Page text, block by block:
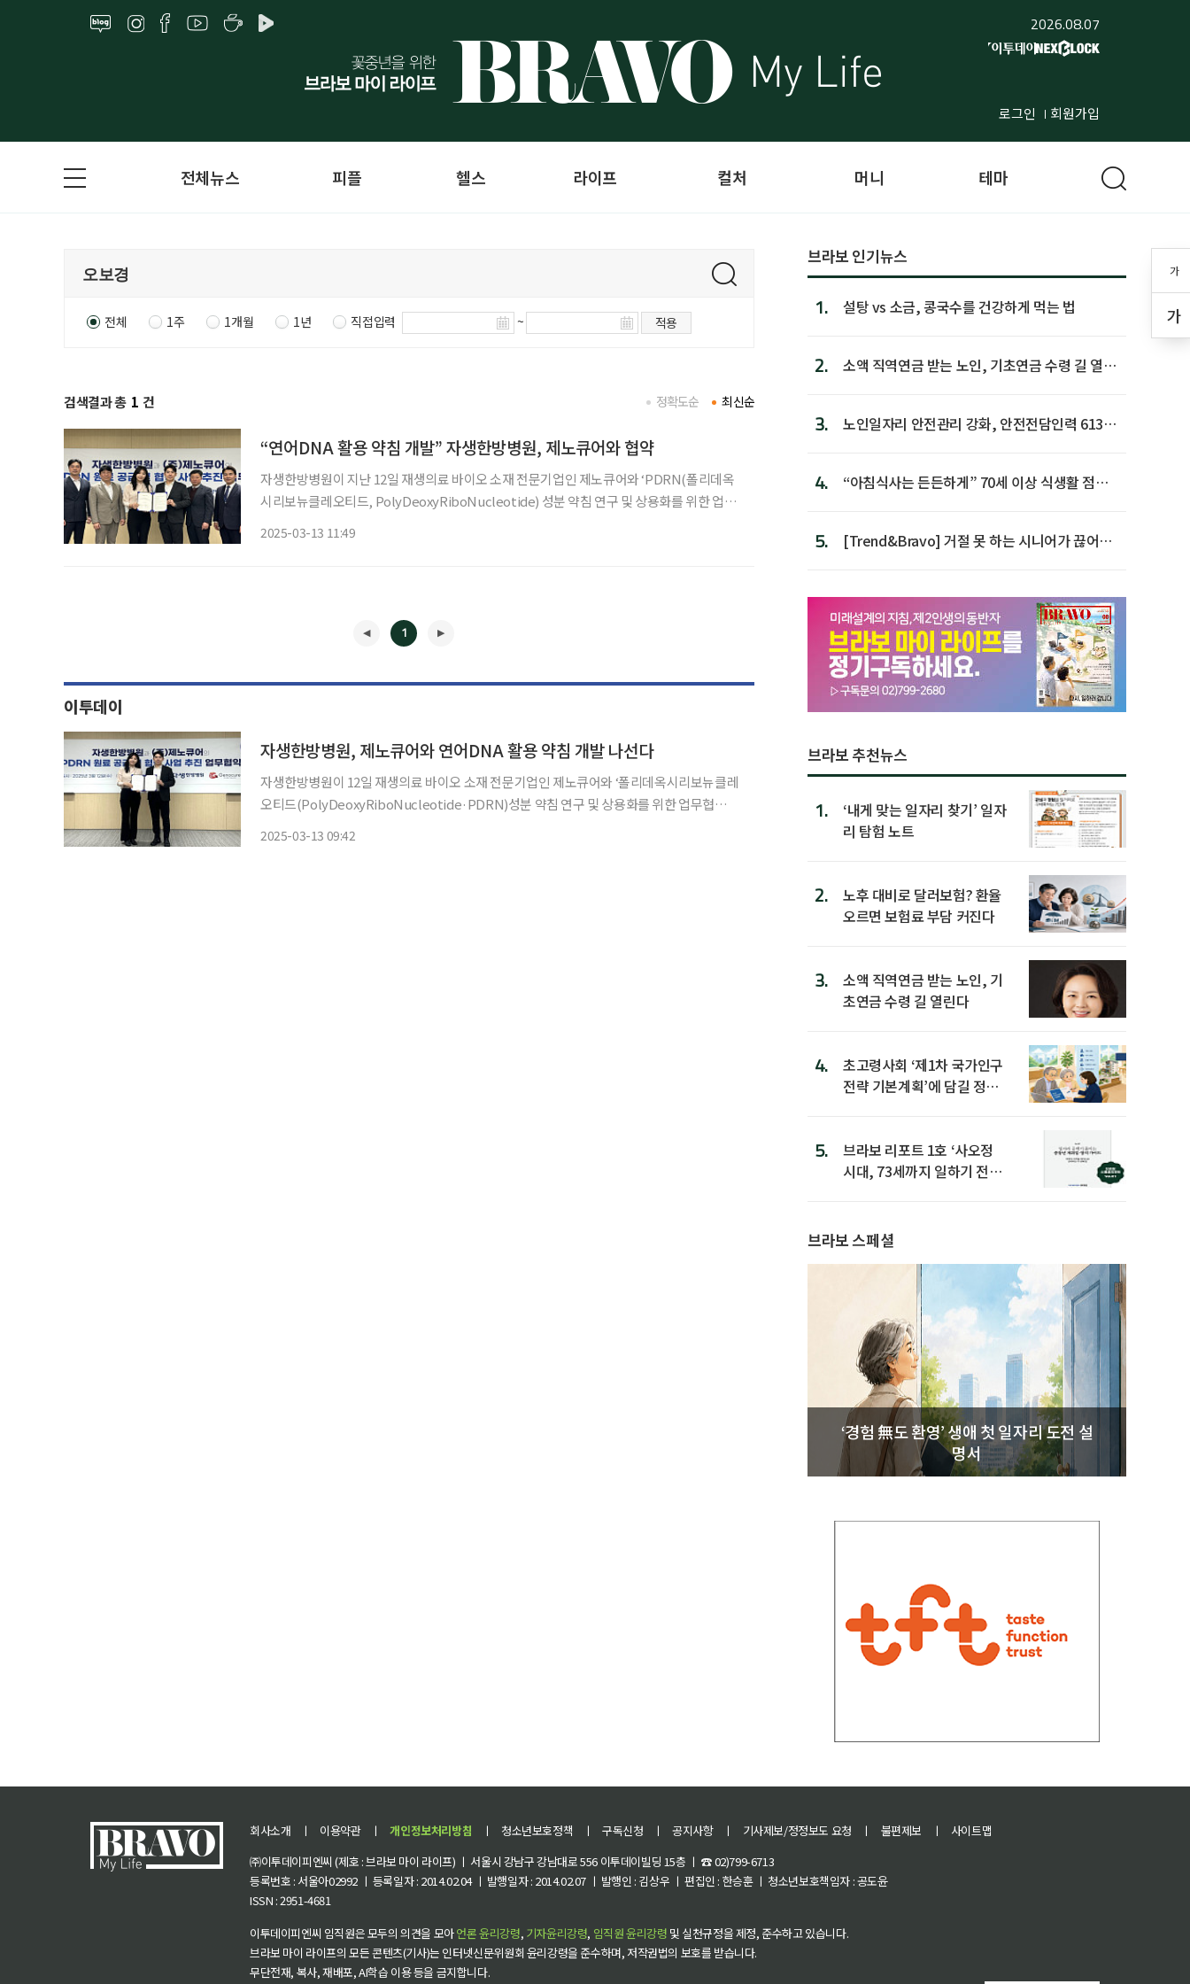
2026.08.07
로그인 회원가입
가
가
전체뉴스 피플 헬스 라이프 컬처 머니 테마
전체 1주 1개월 1년 직접입력 ~ 적용
검색결과 총 1 건 최신순
정확도순
“연어DNA 활용 약침 개발” 자생한방병원, 제노큐어와 협약
자생한방병원이 지난 12일 재생의료 바이오 소재 전문기업인 제노큐어와 ‘PDRN(폴리데옥
시리보뉴클레오티드, PolyDeoxyRiboNucleotide) 성분 약침 연구 및 상용화를 위한 업무
2025-03-13 11:49
1
이투데이
자생한방병원, 제노큐어와 연어DNA 활용 약침 개발 나선다
자생한방병원이 12일 재생의료 바이오 소재 전문기업인 제노큐어와 ‘폴리데옥시리보뉴클레
오티드(PolyDeoxyRiboNucleotide·PDRN)성분 약침 연구 및 상용화를 위한 업무협
2025-03-13 09:42
브라보 인기뉴스
1. 설탕 vs 소금, 콩국수를 건강하게 먹는 법
2.
소액 직역연금 받는 노인, 기초연금 수령 길 열린
3.
노인일자리 안전관리 강화, 안전전담인력 613명
4.
“아침식사는 든든하게” 70세 이상 식생활 점수
5.
[Trend&Bravo] 거절 못 하는 시니어가 끊어야
브라보 추천뉴스
1.
‘내게 맞는 일자리 찾기’ 일자
리 탐험 노트
2.
노후 대비로 달러보험? 환율
오르면 보험료 부담 커진다
3.
소액 직역연금 받는 노인, 기
초연금 수령 길 열린다
4.
초고령사회 ‘제1차 국가인구
전략 기본계획’에 담길 정책
5.
브라보 리포트 1호 ‘사오정
시대, 73세까지 일하기 전략’
브라보 스페셜
‘경험 無도 환영’ 생애 첫 일자리 도전 설
명서
회사소개 ㅣ 이용약관 ㅣ 개인정보처리방침 ㅣ 청소년보호정책 ㅣ 구독신청 ㅣ 공지사항 ㅣ 기사제보/정정보도 요청 ㅣ 불편제보 ㅣ
사이트맵
㈜이투데이피엔씨 (제호 : 브라보 마이 라이프) ㅣ 서울시 강남구 강남대로 556 이투데이빌딩 15층 ㅣ ☎ 02)799-6713
등록번호 : 서울아02992 ㅣ 등록일자 : 2014.02.04 ㅣ 발행일자 : 2014.02.07 ㅣ 발행인 : 김상우 ㅣ 편집인 : 한승훈 ㅣ 청소년보호책임자 : 공도윤
ISSN : 2951-4681
이투데이피엔씨 임직원은 모두의 의견을 모아언론 윤리강령, 기자윤리강령, 임직원 윤리강령 및 실천규정을 제정, 준수하고 있습니다.
브라보 마이 라이프의 모든 콘텐츠(기사)는 인터넷신문위원회 윤리강령을 준수하며, 저작권법의 보호를 받습니다.
무단전재, 복사, 재배포, AI학습 이용 등을 금지합니다.